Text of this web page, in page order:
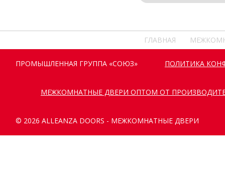
ГЛАВНАЯ
ПРОМЫШЛЕННАЯ ГРУППА «СОЮЗ» ПОЛИТИКА
МЕЖКОМНАТНЫЕ ДВЕРИ ОПТОМ ОТ
© 2026 ALLEANZA DOORS - МЕЖКОМНАТНЫЕ ДВЕРИ